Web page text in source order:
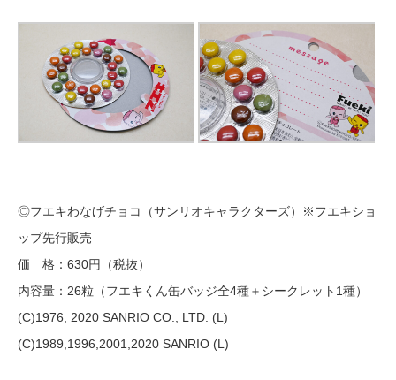
◎フエキわなげチョコ（サンリオキャラクターズ）※フエキショ
ップ先行販売
価 格：630円（税抜）
内容量：26粒（フエキくん缶バッジ全4種＋シークレット1種）
(C)1976, 2020 SANRIO CO., LTD. (L)
(C)1989,1996,2001,2020 SANRIO (L)